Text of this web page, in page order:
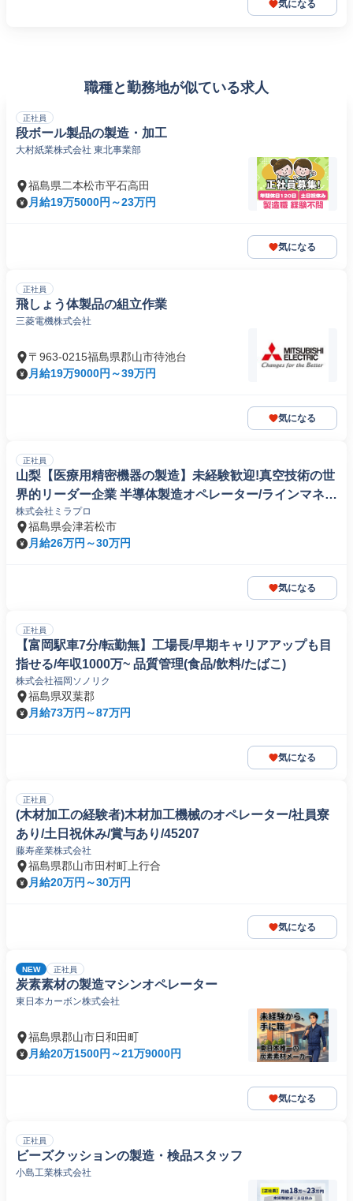
気になる
職種と勤務地が似ている求人
正社員
段ボール製品の製造・加工
大村紙業株式会社 東北事業部
福島県二本松市平石高田
月給19万5000円～23万円
気になる
正社員
飛しょう体製品の組立作業
三菱電機株式会社
〒963-0215福島県郡山市待池台
月給19万9000円～39万円
気になる
正社員
山梨【医療用精密機器の製造】未経験歓迎!真空技術の世
界的リーダー企業 半導体製造オペレーター/ラインマネー
ジャー
株式会社ミラプロ
福島県会津若松市
月給26万円～30万円
気になる
正社員
【富岡駅車7分/転勤無】工場長/早期キャリアアップも目
指せる/年収1000万~ 品質管理(食品/飲料/たばこ)
株式会社福岡ソノリク
福島県双葉郡
月給73万円～87万円
気になる
正社員
(木材加工の経験者)木材加工機械のオペレーター/社員寮
あり/土日祝休み/賞与あり/45207
藤寿産業株式会社
福島県郡山市田村町上行合
月給20万円～30万円
気になる
NEW 正社員
炭素素材の製造マシンオペレーター
東日本カーボン株式会社
福島県郡山市日和田町
月給20万1500円～21万9000円
気になる
正社員
ビーズクッションの製造・検品スタッフ
小島工業株式会社